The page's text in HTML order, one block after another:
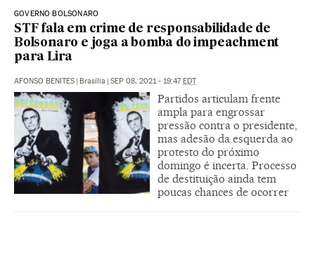
GOVERNO BOLSONARO
STF fala em crime de responsabilidade de
Bolsonaro e joga a bomba do impeachment
para Lira
AFONSO BENITES Brasília SEP 08, 2021 - 19:47 EDT
Partidos articulam frente
ampla para engrossar
pressão contra o presidente,
mas adesão da esquerda ao
protesto do próximo
domingo é incerta. Processo
de destituição ainda tem
poucas chances de ocorrer